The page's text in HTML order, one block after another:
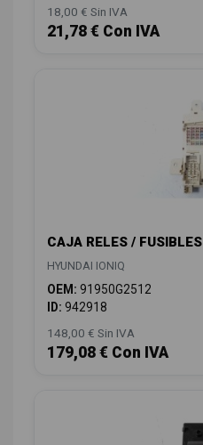
18,00 € Sin IVA
21,78 € Con IVA
CAJA RELES /
HYUNDAI IONIQ
OEM: 91950G2512
ID: 942918
148,00 € Sin IVA
179,08 € Con IVA